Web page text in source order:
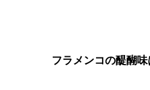
フラメンコの醍醐味